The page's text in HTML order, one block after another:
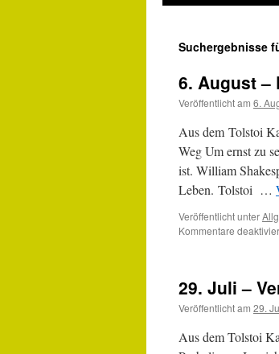
Suchergebnisse
6. August –
Veröffentlicht am 6.
Aus dem Tolstoi
Weg Um ernst zu
ist. William
Leben. Tolstoi …
Veröffentlicht unter
Kommentare
29. Juli –
Veröffentlicht am 29.
Aus dem Tolstoi